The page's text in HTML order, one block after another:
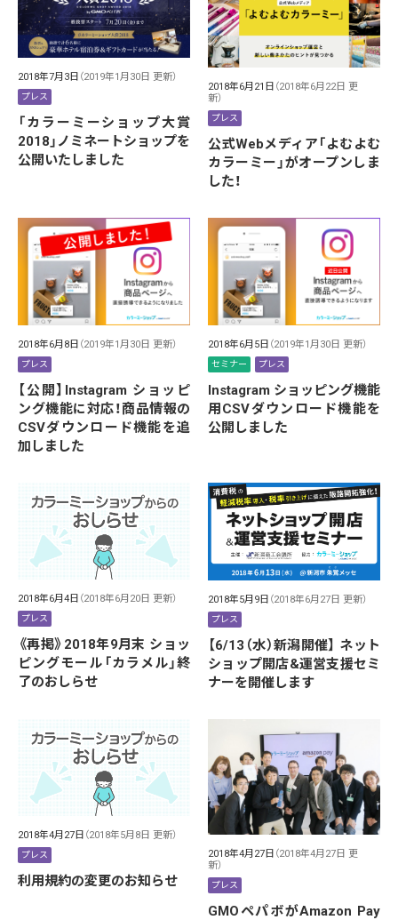
2018年7月3日 （2019年1月30日 更新）
プレス
「カラーミーショップ大賞
2018」ノミネートショップを
公開いたしました
2018年6月21日 （2018年6月22日 更
新）
プレス
公式Webメディア「よむよむ
カラーミー」がオープンしま
した！
2018年6月8日 （2019年1月30日 更新）
プレス
【公開】Instagram ショッピ
ング機能に対応！商品情報の
CSVダウンロード機能を追
加しました
2018年6月5日 （2019年1月30日 更新）
セミナー プレス
Instagram ショッピング機能
用CSVダウンロード機能を
公開しました
2018年6月4日 （2018年6月20日 更新）
プレス
《再掲》2018年9月末 ショッ
ピングモール「カラメル」終
了のおしらせ
2018年5月9日 （2018年6月27日 更新）
プレス
【6/13（水）新潟開催】 ネット
ショップ開店&運営支援セミ
ナーを開催します
2018年4月27日 （2018年5月8日 更新）
プレス
利用規約の変更のお知らせ
2018年4月27日 （2018年4月27日 更
新）
プレス
GMOペパボがAmazon Pay